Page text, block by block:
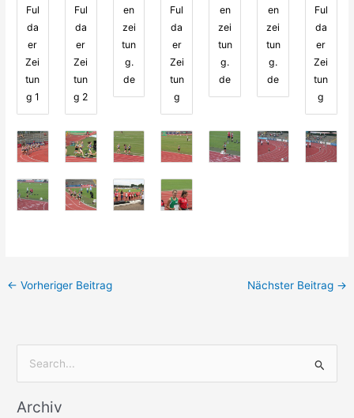
Ful
da
er
Zei
tun
g 1
Ful
da
er
Zei
tun
g 2
en
zei
tun
g.
de
Ful
da
er
Zei
tun
g
en
zei
tun
g.
de
en
zei
tun
g.
de
Ful
da
er
Zei
tun
g
← Vorheriger Beitrag Nächster Beitrag →
c
Archiv